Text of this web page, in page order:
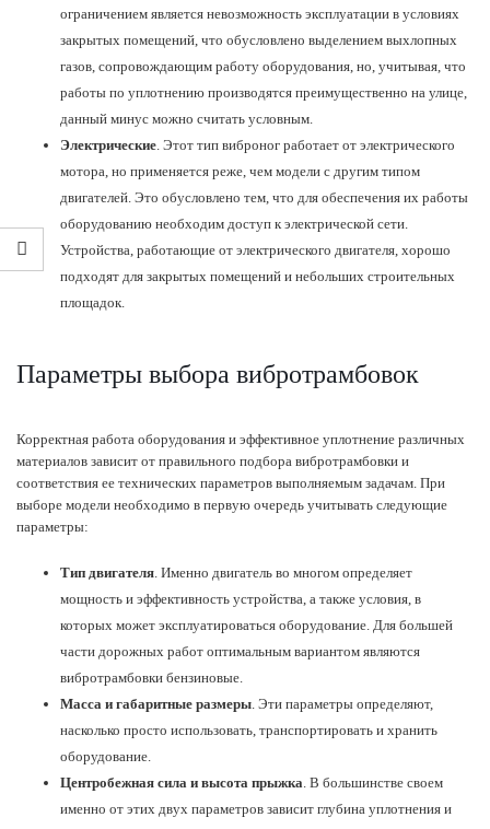
ограничением является невозможность эксплуатации в условиях
закрытых помещений, что обусловлено выделением выхлопных
газов, сопровождающим работу оборудования, но, учитывая, что
работы по уплотнению производятся преимущественно на улице,
данный минус можно считать условным.
Электрические . Этот тип виброног работает от электрического
мотора, но применяется реже, чем модели с другим типом
двигателей. Это обусловлено тем, что для обеспечения их работы
оборудованию необходим доступ к электрической сети.
Устройства, работающие от электрического двигателя, хорошо
подходят для закрытых помещений и небольших строительных
площадок.
Параметры выбора вибротрамбовок
Корректная работа оборудования и эффективное уплотнение различных
материалов зависит от правильного подбора вибротрамбовки и
соответствия ее технических параметров выполняемым задачам. При
выборе модели необходимо в первую очередь учитывать следующие
параметры:
Тип двигателя . Именно двигатель во многом определяет
мощность и эффективность устройства, а также условия, в
которых может эксплуатироваться оборудование. Для большей
части дорожных работ оптимальным вариантом являются
вибротрамбовки бензиновые.
Масса и габаритные размеры . Эти параметры определяют,
насколько просто использовать, транспортировать и хранить
оборудование.
Центробежная сила и высота прыжка . В большинстве своем
именно от этих двух параметров зависит глубина уплотнения и